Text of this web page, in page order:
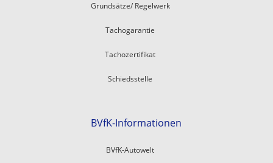
Grundsätze/ Regelwerk
Tachogarantie
Tachozertifikat
Schiedsstelle
BVfK-Informationen
BVfK-Autowelt